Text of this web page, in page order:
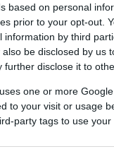
based on personal
prior to your opt-out.
by third
be disclosed by us
further disclose it to
one or more
to your visit or usage
party tags to use
Mérnöki Tervező Zrt.